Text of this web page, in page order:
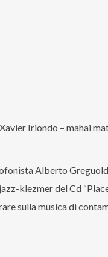
Iriondo – mahai
Alberto
klezmer del Cd
sulla musica di